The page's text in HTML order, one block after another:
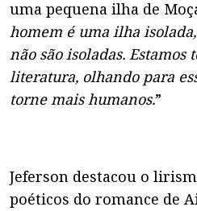
uma pequena ilha de
homem é uma ilha
não são isoladas. Estamos
literatura, olhando para
torne mais humanos.”
Jeferson destacou o
poéticos do romance de